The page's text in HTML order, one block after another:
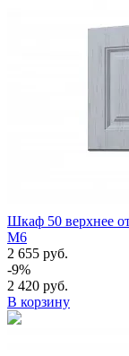
Шкаф 50 верхнее
М6
2 655 руб.
-9%
2 420 руб.
В корзину